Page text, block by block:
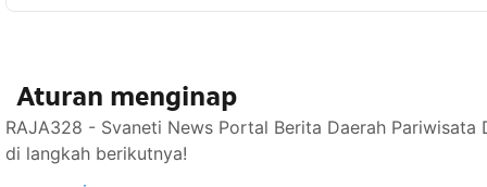
Aturan menginap
RAJA328 - Svaneti News Portal Berita Daerah
di langkah berikutnya!